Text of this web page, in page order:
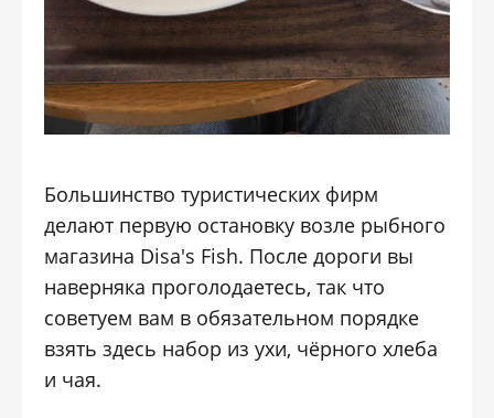
Большинство туристических фирм
делают первую остановку возле рыбного
магазина Disa's Fish. После дороги вы
наверняка проголодаетесь, так что
советуем вам в обязательном порядке
взять здесь набор из ухи, чёрного хлеба
и чая.